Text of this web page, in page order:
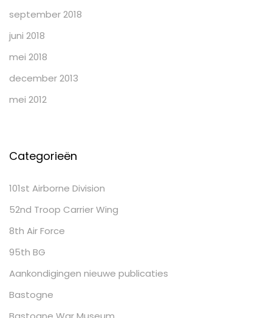
september 2018
juni 2018
mei 2018
december 2013
mei 2012
Categorieën
101st Airborne Division
52nd Troop Carrier Wing
8th Air Force
95th BG
Aankondigingen nieuwe publicaties
Bastogne